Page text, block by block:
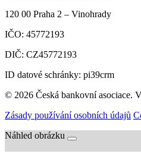
120 00 Praha 2 – Vinohrady
IČO: 45772193
DIČ: CZ45772193
ID datové schránky: pi39crm
© 2026 Česká bankovní asociace.
Zásady používání osobních údajů
Náhled obrázku